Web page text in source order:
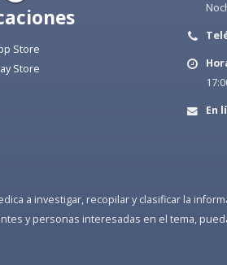
Store
Store
En
a investigar, recopilar y clasificar la
y personas interesadas en el tema,